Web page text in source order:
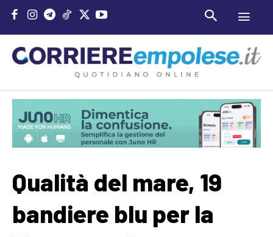
Qualità del mare, 19
bandiere blu per la